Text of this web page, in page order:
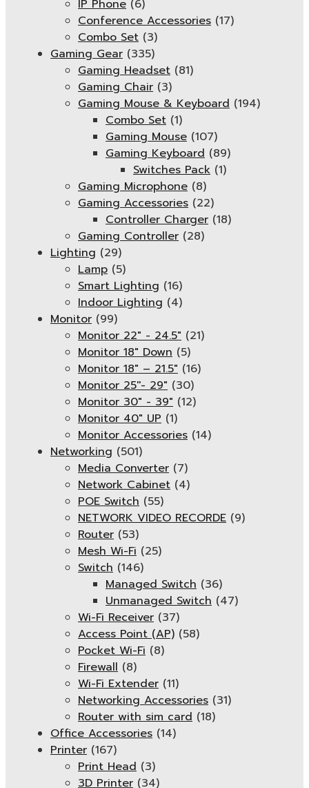
IP Phone (6)
Conference Accessories (17)
Combo Set (3)
Gaming Gear (335)
Gaming Headset (81)
Gaming Chair (3)
Gaming Mouse & Keyboard (194)
Combo Set (1)
Gaming Mouse (107)
Gaming Keyboard (89)
Switches Pack (1)
Gaming Microphone (8)
Gaming Accessories (22)
Controller Charger (18)
Gaming Controller (28)
Lighting (29)
Lamp (5)
Smart Lighting (16)
Indoor Lighting (4)
Monitor (99)
Monitor 22" - 24.5" (21)
Monitor 18" Down (5)
Monitor 18″ – 21.5″ (16)
Monitor 25''- 29" (30)
Monitor 30" - 39" (12)
Monitor 40" UP (1)
Monitor Accessories (14)
Networking (501)
Media Converter (7)
Network Cabinet (4)
POE Switch (55)
NETWORK VIDEO RECORDE (9)
Router (53)
Mesh Wi-Fi (25)
Switch (146)
Managed Switch (36)
Unmanaged Switch (47)
Wi-Fi Receiver (37)
Access Point (AP) (58)
Pocket Wi-Fi (8)
Firewall (8)
Wi-Fi Extender (11)
Networking Accessories (31)
Router with sim card (18)
Office Accessories (14)
Printer (167)
Print Head (3)
3D Printer (34)